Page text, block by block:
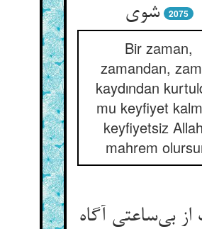
شوی
2075
Bir zaman,
zamandan,
kaydından
mu keyfiyet
keyfiyetsiz
mahrem
بی‌ساعتی آگاه